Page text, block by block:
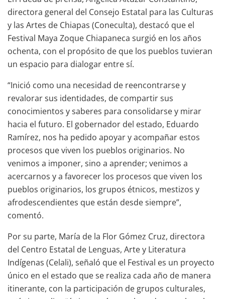
directora general del Consejo Estatal para las Culturas
y las Artes de Chiapas (Coneculta), destacó que el
Festival Maya Zoque Chiapaneca surgió en los años
ochenta, con el propósito de que los pueblos tuvieran
un espacio para dialogar entre sí.
“Inició como una necesidad de reencontrarse y
revalorar sus identidades, de compartir sus
conocimientos y saberes para consolidarse y mirar
hacia el futuro. El gobernador del estado, Eduardo
Ramírez, nos ha pedido apoyar y acompañar estos
procesos que viven los pueblos originarios. No
venimos a imponer, sino a aprender; venimos a
acercarnos y a favorecer los procesos que viven los
pueblos originarios, los grupos étnicos, mestizos y
afrodescendientes que están desde siempre”,
comentó.
Por su parte, María de la Flor Gómez Cruz, directora
del Centro Estatal de Lenguas, Arte y Literatura
Indígenas (Celali), señaló que el Festival es un proyecto
único en el estado que se realiza cada año de manera
itinerante, con la participación de grupos culturales,